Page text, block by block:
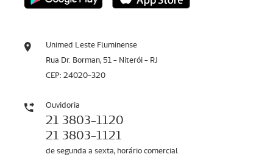
Unimed Leste Fluminense
Rua Dr. Borman, 51 - Niterói - RJ
CEP: 24020-320
Ouvidoria
21 3803-1120
21 3803-1121
de segunda a sexta, horário comercial